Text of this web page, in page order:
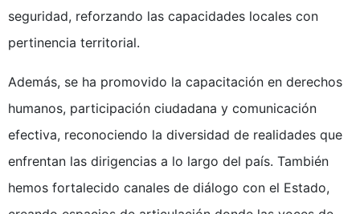
seguridad, reforzando las capacidades locales con
pertinencia territorial.
Además, se ha promovido la capacitación en derechos
humanos, participación ciudadana y comunicación
efectiva, reconociendo la diversidad de realidades que
enfrentan las dirigencias a lo largo del país. También
hemos fortalecido canales de diálogo con el Estado,